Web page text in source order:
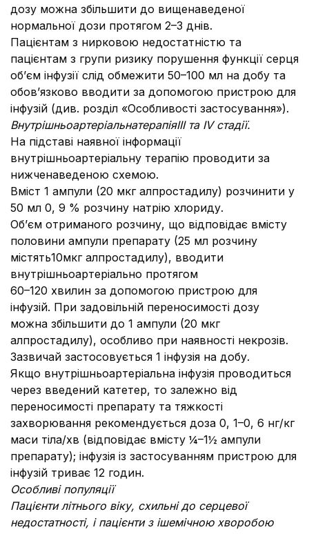
дозу можна збільшити до вищенаведеної
нормальної дози протягом 2–3 днів.
Пацієнтам з нирковою недостатністю та
пацієнтам з групи ризику порушення функції серця
об’єм інфузії слід обмежити 50–100 мл на добу та
обов’язково вводити за допомогою пристрою для
інфузій (див. розділ «Особливості застосування»).
ВнутрішньоартеріальнатерапіяIII та IV стадії.
На підставі наявної інформації
внутрішньоартеріальну терапію проводити за
нижченаведеною схемою.
Вміст 1 ампули (20 мкг алпростадилу) розчинити у
50 мл 0, 9 % розчину натрію хлориду.
Об’єм отриманого розчину, що відповідає вмісту
половини ампули препарату (25 мл розчину
містять10мкг алпростадилу), вводити
внутрішньоартеріально протягом
60–120 хвилин за допомогою пристрою для
інфузій. При задовільній переносимості дозу
можна збільшити до 1 ампули (20 мкг
алпростадилу), особливо при наявності некрозів.
Зазвичай застосовується 1 інфузія на добу.
Якщо внутрішньоартеріальна інфузія проводиться
через введений катетер, то залежно від
переносимості препарату та тяжкості
захворювання рекомендується доза 0, 1–0, 6 нг/кг
маси тіла/хв (відповідає вмісту ¼–1½ ампули
препарату); інфузія із застосуванням пристрою для
інфузій триває 12 годин.
Особливі популяції
Пацієнти літнього віку, схильні до серцевої
недостатності, і пацієнти з ішемічною хворобою